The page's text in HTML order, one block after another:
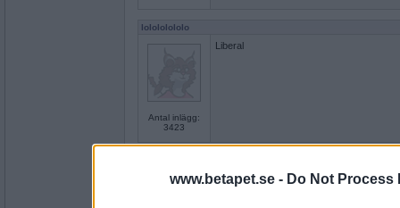
www.betapet.se - Do Not Process
lolololololo
Antal inlägg:
3423
Liberal
Varubil